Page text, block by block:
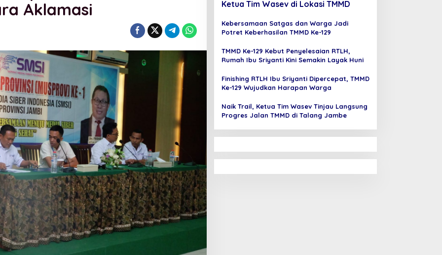
Aklamasi
Ketua Tim Wasev di Lokasi TMMD
Kebersamaan Satgas dan Warga Jadi
Potret Keberhasilan TMMD Ke-129
TMMD Ke-129 Kebut Penyelesaian RTLH,
Rumah Ibu Sriyanti Kini Semakin Layak Huni
Finishing RTLH Ibu Sriyanti Dipercepat, TMMD
Ke-129 Wujudkan Harapan Warga
Naik Trail, Ketua Tim Wasev Tinjau Langsung
Progres Jalan TMMD di Talang Jambe